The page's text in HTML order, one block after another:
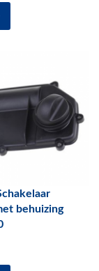
behuizing